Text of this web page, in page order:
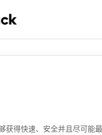
获得快速、安全并且尽可能